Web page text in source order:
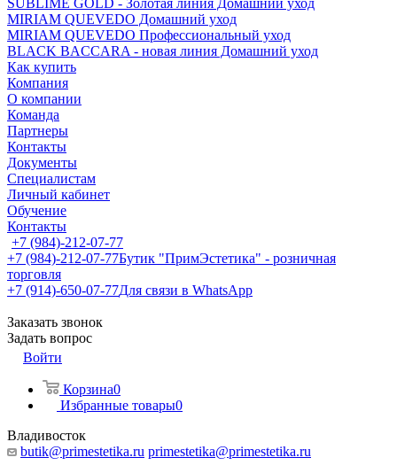
SUBLIME GOLD - Золотая линия Домашний уход
MIRIAM QUEVEDO Домашний уход
MIRIAM QUEVEDO Профессиональный уход
BLACK BACCARA - новая линия Домашний уход
Как купить
Компания
О компании
Команда
Партнеры
Контакты
Документы
Специалистам
Личный кабинет
Обучение
Контакты
+7 (984)-212-07-77
+7 (984)-212-07-77Бутик "ПримЭстетика" - розничная
торговля
+7 (914)-650-07-77Для связи в WhatsApp
Заказать звонок
Задать вопрос
Войти
Корзина0
Избранные товары0
Владивосток
butik@primestetika.ru primestetika@primestetika.ru